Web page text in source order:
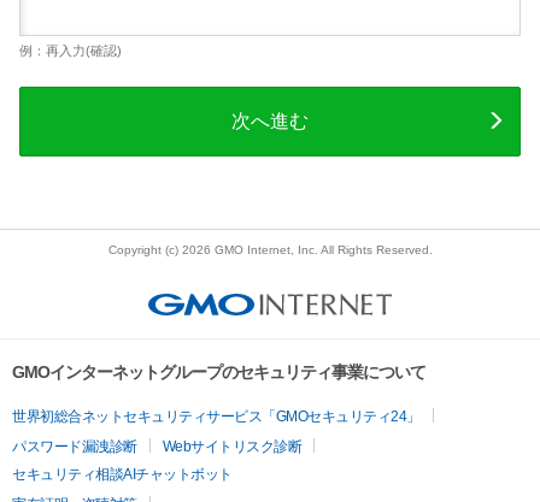
例：再入力(確認)
次へ進む
Copyright (c) 2026 GMO Internet, Inc. All Rights Reserved.
GMOインターネットグループのセキュリティ事業について
世界初総合ネットセキュリティサービス「GMOセキュリティ24」
パスワード漏洩診断
Webサイトリスク診断
セキュリティ相談AIチャットボット